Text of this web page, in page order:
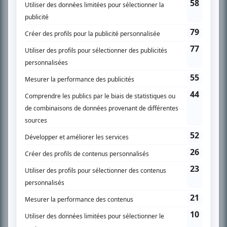
l’actualité télévisuelle au 98,5.
En savoir plus »
PLAN DU SITE
Accueil
Liste des oeuvres
Recherche avancée
À propos